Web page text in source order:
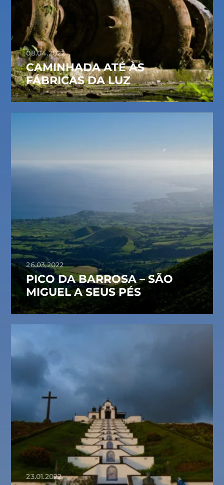
08.04.2022
CAMINHADA ATÉ ÀS
FÁBRICAS DA LUZ
26.03.2022
PICO DA BARROSA – SÃO
MIGUEL A SEUS PÉS
23.01.2022